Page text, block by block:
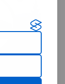
również
które